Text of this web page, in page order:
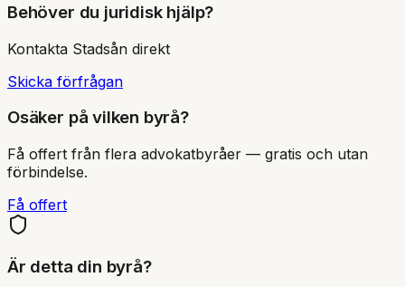
Behöver du juridisk hjälp?
Kontakta Stadsån direkt
Skicka förfrågan
Osäker på vilken byrå?
Få offert från flera advokatbyråer — gratis och utan
förbindelse.
Få offert
Är detta din byrå?